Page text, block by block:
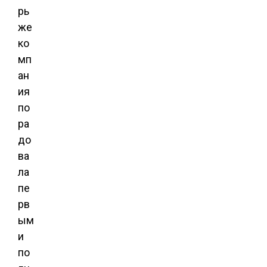
рь
же
ко
мп
ан
ия
по
ра
до
ва
ла
пе
рв
ым
и
по